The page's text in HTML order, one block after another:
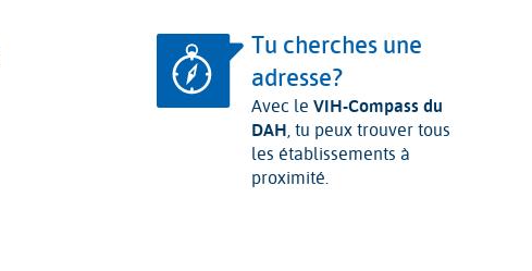
Tu cherches une
adresse?
Avec le VIH-Compass du
DAH, tu peux trouver tous
les établissements à
proximité.